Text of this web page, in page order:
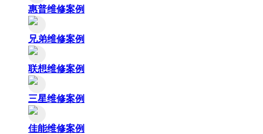
惠普维修案例
兄弟维修案例
联想维修案例
三星维修案例
佳能维修案例